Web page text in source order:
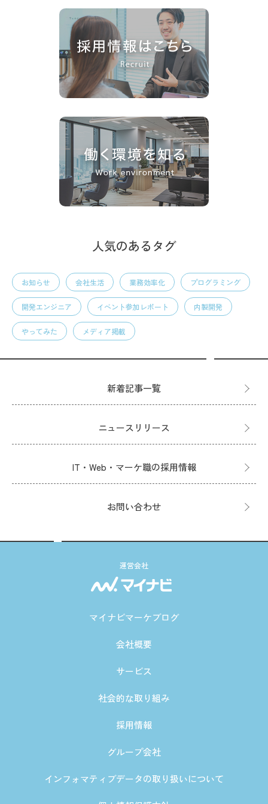
人気のあるタグ
お知らせ 会社生活 業務効率化 プログラミング
開発エンジニア イベント参加レポート 内製開発
やってみた メディア掲載
新着記事一覧
ニュースリリース
IT・Web・マーケ職の採用情報
お問い合わせ
運営会社
マイナビマーケブログ
会社概要
サービス
社会的な取り組み
採用情報
グループ会社
インフォマティブデータの取り扱いについて